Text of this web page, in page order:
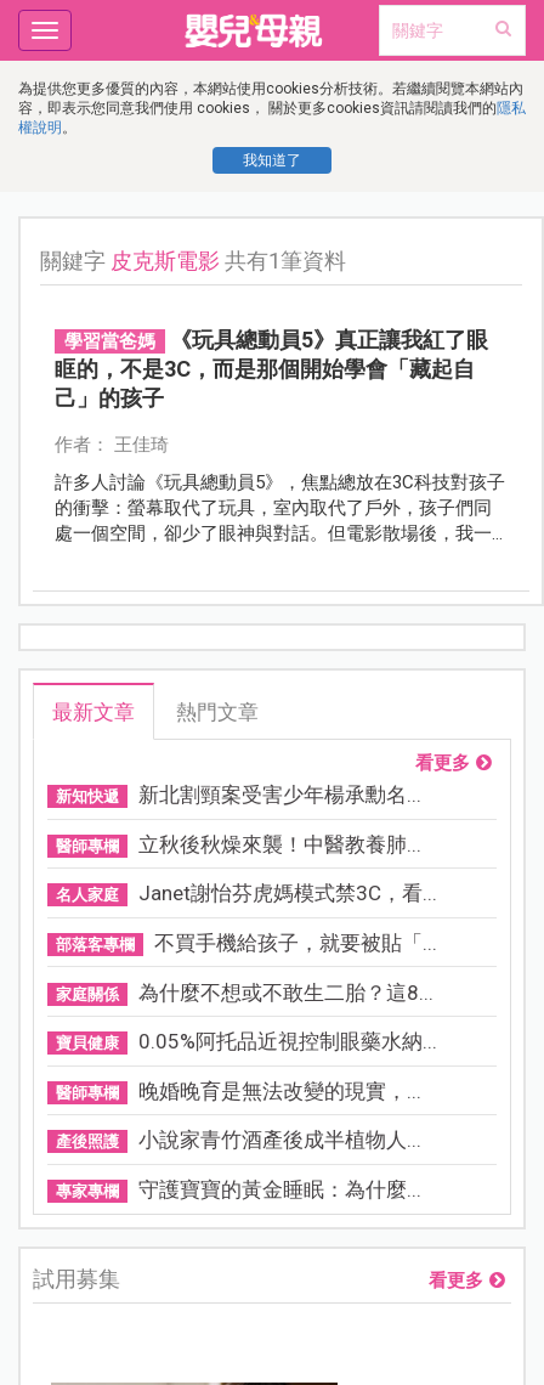
為提供您更多優質的內容，本網站使用cookies分析技術。若繼續閱覽本網站內
容，即表示您同意我們使用 cookies， 關於更多cookies資訊請閱讀我們的隱私
權說明 。
我知道了
Toggle
navigation
關鍵字 皮克斯電影 共有1筆資料
學習當爸媽
《玩具總動員5》真正讓我紅了眼
眶的，不是3C，而是那個開始學會「藏起自
己」的孩子
作者： 王佳琦
許多人討論《玩具總動員5》，焦點總放在3C科技對孩子
的衝擊：螢幕取代了玩具，室內取代了戶外，孩子們同
處一個空間，卻少了眼神與對話。但電影散場後，我一
幕，讓我想起自己的女兒。
最新文章 熱門文章
看更多
新知快遞 新北割頸案受害少年楊承勳名...
醫師專欄 立秋後秋燥來襲！中醫教養肺...
名人家庭 Janet謝怡芬虎媽模式禁3C，看...
部落客專欄 不買手機給孩子，就要被貼「...
家庭關係 為什麼不想或不敢生二胎？這8...
寶貝健康 0.05%阿托品近視控制眼藥水納...
醫師專欄 晚婚晚育是無法改變的現實，...
產後照護 小說家青竹酒產後成半植物人...
專家專欄 守護寶寶的黃金睡眠：為什麼...
試用募集 看更多